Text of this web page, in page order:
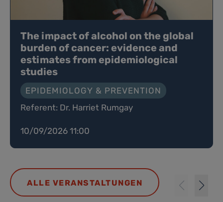
The impact of alcohol on the global
burden of cancer: evidence and
estimates from epidemiological
studies
EPIDEMIOLOGY & PREVENTION
Referent: Dr. Harriet Rumgay
10/09/2026 11:00
ALLE VERANSTALTUNGEN